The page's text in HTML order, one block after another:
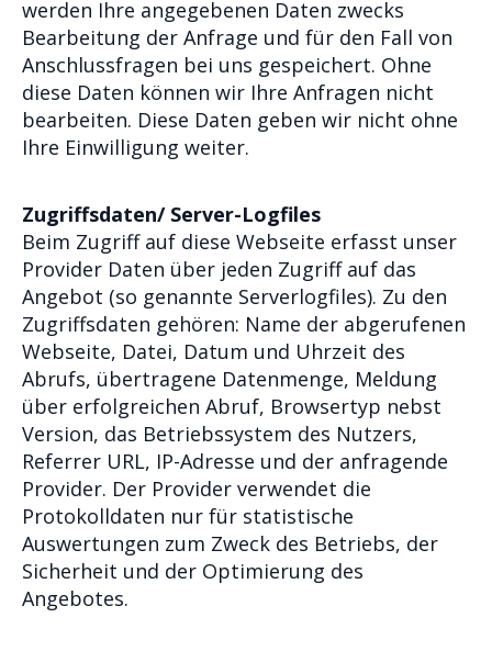
werden Ihre angegebenen Daten zwecks
Bearbeitung der Anfrage und für den Fall von
Anschlussfragen bei uns gespeichert. Ohne
diese Daten können wir Ihre Anfragen nicht
bearbeiten. Diese Daten geben wir nicht ohne
Ihre Einwilligung weiter.
Zugriffsdaten/ Server-Logfiles
Beim Zugriff auf diese Webseite erfasst unser
Provider Daten über jeden Zugriff auf das
Angebot (so genannte Serverlogfiles). Zu den
Zugriffsdaten gehören: Name der abgerufenen
Webseite, Datei, Datum und Uhrzeit des
Abrufs, übertragene Datenmenge, Meldung
über erfolgreichen Abruf, Browsertyp nebst
Version, das Betriebssystem des Nutzers,
Referrer URL, IP-Adresse und der anfragende
Provider. Der Provider verwendet die
Protokolldaten nur für statistische
Auswertungen zum Zweck des Betriebs, der
Sicherheit und der Optimierung des
Angebotes.